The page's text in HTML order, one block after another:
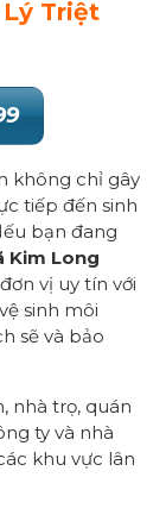
Lý Triệt
không chỉ gây
tiếp đến sinh
bạn đang
Kim Long
vị uy tín với
sinh môi
sẽ và bảo
nhà trọ, quán
ty và nhà
khu vực lân